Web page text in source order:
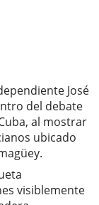
José
del debate
al mostrar
ubicado
visiblemente